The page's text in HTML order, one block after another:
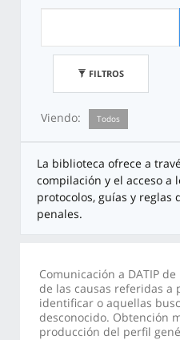
FILTROS
Viendo: Todos
La biblioteca ofrece a
compilación y el acceso a
protocolos, guías y reglas
penales.
Comunicación a DATIP
de las causas referidas a
identificar o aquellas
desconocido. Obtención
producción del perfil